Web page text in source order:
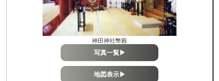
神田神社幣殿
写真一覧▶
地図表示▶